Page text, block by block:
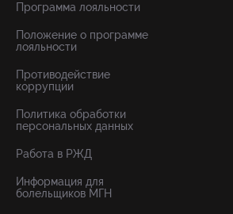
Программа лояльности
Положение о программе
лояльности
Противодействие
коррупции
Политика обработки
персональных данных
Работа в РЖД
Информация для
болельщиков МГН